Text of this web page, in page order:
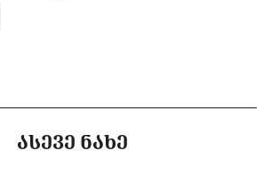
ᲐᲡᲔᲕᲔ ᲜᲐᲮᲔ